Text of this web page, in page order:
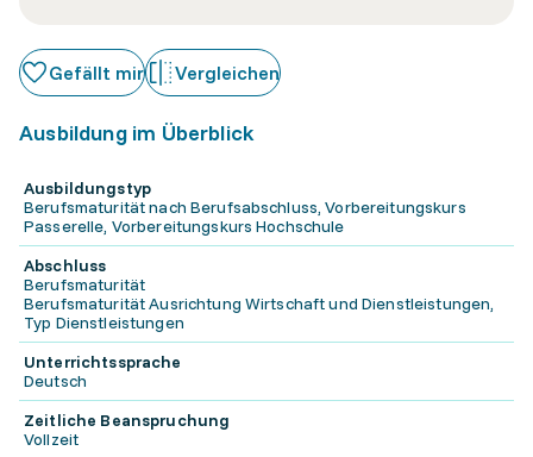
Gefällt mir Vergleichen
Ausbildung im Überblick
Ausbildungstyp
Berufsmaturität nach Berufsabschluss, Vorbereitungskurs
Passerelle, Vorbereitungskurs Hochschule
Abschluss
Berufsmaturität
Berufsmaturität Ausrichtung Wirtschaft und Dienstleistungen,
Typ Dienstleistungen
Unterrichtssprache
Deutsch
Zeitliche Beanspruchung
Vollzeit